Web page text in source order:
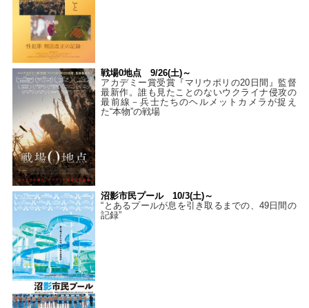
戦場0地点 9/26(土)～
アカデミー賞受賞『マリウポリの20日間』監督
最新作。誰も見たことのないウクライナ侵攻の
最前線－兵士たちのヘルメットカメラが捉え
た“本物”の戦場
沼影市民プール 10/3(土)～
“とあるプールが息を引き取るまでの、49日間の
記録”